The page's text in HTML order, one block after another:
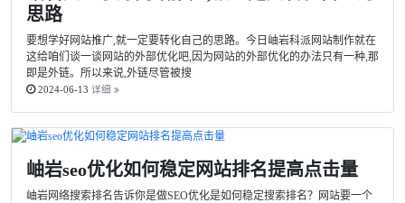
思路
要想学好网站推广,就一定要转化自己的思路。今日岫岩科派网站制作就在
这给咱们谈一谈网站的外部优化吧,因为网站的外部优化的办法只有一种,那
即是外链。所以来说,外链尽管被搜
2024-06-13 详细
岫岩seo优化如何稳定网站排名提高点击量
岫岩网络搜索排名告诉你是做SEO优化是如何稳定搜索排名？网站要一个